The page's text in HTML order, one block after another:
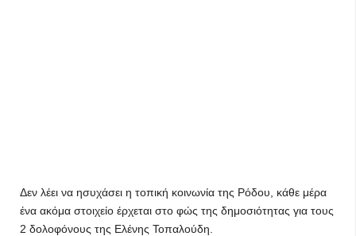
Δεν λέει να ησυχάσει η τοπική κοινωνία της Ρόδου, κάθε μέρα
ένα ακόμα στοιχείο έρχεται στο φώς της δημοσιότητας για τους
2 δολοφόνους της Ελένης Τοπαλούδη.